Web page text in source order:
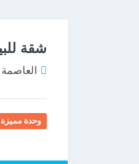
شقة
العاصمة
وحدة مميزة